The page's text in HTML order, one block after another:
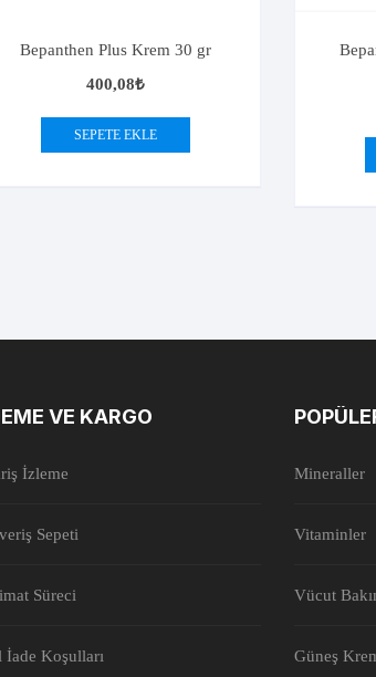
Bepanthen Plus Krem 30 gr
400,08₺
SEPETE EKLE
VE KARGO
İzleme
Sepeti
Süreci
İade Koşulları
Mineraller
Vitaminler
Vücut
Güneş